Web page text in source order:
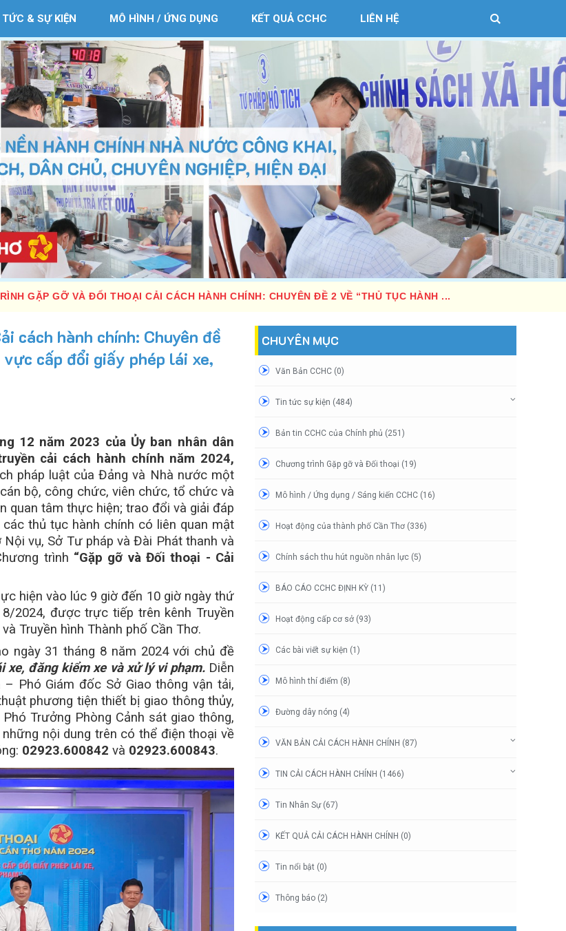
& SỰ KIỆN MÔ HÌNH / ỨNG DỤNG KẾT QUẢ CCHC LIÊN HỆ
GẶP GỠ VÀ ĐỐI THOẠI CẢI CÁCH HÀNH CHÍNH: CHUYÊN ĐỀ 2 VỀ “THỦ TỤC HÀNH ...
cách hành chính: Chuyên đề
cấp đổi giấy phép lái xe,
12 năm 2023 của Ủy ban nhân dân
cải cách hành chính năm 2024,
pháp luật của Đảng và Nhà nước một
bộ, công chức, viên chức, tổ chức và
quan tâm thực hiện; trao đổi và giải đáp
thủ tục hành chính có liên quan mật
vụ, Sở Tư pháp và Đài Phát thanh và
trình “Gặp gỡ và Đối thoại - Cải
hiện vào lúc 9 giờ đến 10 giờ ngày thứ
2024, được trực tiếp trên kênh Truyền
Truyền hình Thành phố Cần Thơ.
ngày 31 tháng 8 năm 2024 với chủ đề
xe, đăng kiểm xe và xử lý vi phạm. Diễn
Phó Giám đốc Sở Giao thông vận tải,
phương tiện thiết bị giao thông thủy,
Trưởng Phòng Cảnh sát giao thông,
nội dung trên có thể điện thoại về
02923.600842 và 02923.600843.
CHUYÊN MỤC
Văn Bản CCHC (0)
Tin tức sự kiện (484)
Bản tin CCHC của Chính phủ (251)
Chương trình Gặp gỡ và Đối thoại (19)
Mô hình / Ứng dụng / Sáng kiến CCHC (16)
Hoạt động của thành phố Cần Thơ (336)
Chính sách thu hút nguồn nhân lực (5)
BÁO CÁO CCHC ĐỊNH KỲ (11)
Hoạt động cấp cơ sở (93)
Các bài viết sự kiện (1)
Mô hình thí điểm (8)
Đường dây nóng (4)
VĂN BẢN CẢI CÁCH HÀNH CHÍNH (87)
TIN CẢI CÁCH HÀNH CHÍNH (1466)
Tin Nhân Sự (67)
KẾT QUẢ CẢI CÁCH HÀNH CHÍNH (0)
Tin nổi bật (0)
Thông báo (2)